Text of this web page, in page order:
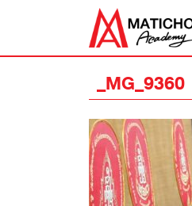
_MG_9360